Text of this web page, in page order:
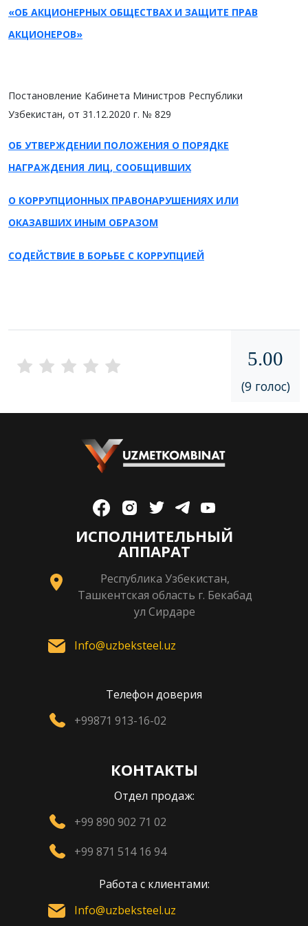
«ОБ АКЦИОНЕРНЫХ ОБЩЕСТВАХ И ЗАЩИТЕ ПРАВ
АКЦИОНЕРОВ»
Постановление Кабинета Министров Республики
Узбекистан, от 31.12.2020 г. № 829
ОБ УТВЕРЖДЕНИИ ПОЛОЖЕНИЯ О ПОРЯДКЕ
НАГРАЖДЕНИЯ ЛИЦ, СООБЩИВШИХ
О КОРРУПЦИОННЫХ ПРАВОНАРУШЕНИЯХ ИЛИ
ОКАЗАВШИХ ИНЫМ ОБРАЗОМ
СОДЕЙСТВИЕ В БОРЬБЕ С КОРРУПЦИЕЙ
5.00
(9 голос)
ИСПОЛНИТЕЛЬНЫЙ
АППАРАТ
Республика Узбекистан,
Ташкентская область г. Бекабад
ул Сирдаре
Info@uzbeksteel.uz
Телефон доверия
+99871 913-16-02
КОНТАКТЫ
Отдел продаж:
+99 890 902 71 02
+99 871 514 16 94
Работа с клиентами:
Info@uzbeksteel.uz